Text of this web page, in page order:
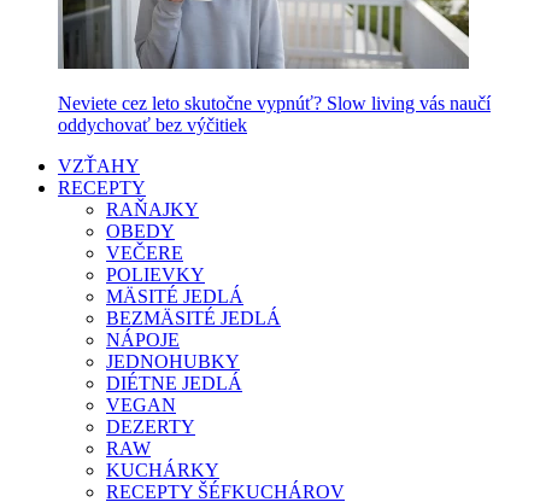
Neviete cez leto skutočne vypnúť? Slow living vás naučí
oddychovať bez výčitiek
VZŤAHY
RECEPTY
RAŇAJKY
OBEDY
VEČERE
POLIEVKY
MÄSITÉ JEDLÁ
BEZMÄSITÉ JEDLÁ
NÁPOJE
JEDNOHUBKY
DIÉTNE JEDLÁ
VEGAN
DEZERTY
RAW
KUCHÁRKY
RECEPTY ŠÉFKUCHÁROV